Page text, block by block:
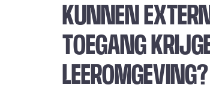
KUNNEN
TOEGANG
LEEROMGEVING?